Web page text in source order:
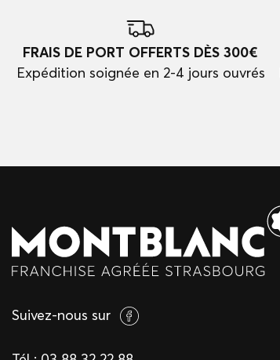
FRAIS DE PORT OFFERTS DÈS 300€
Expédition soignée en 2-4 jours ouvrés
Suivez-nous sur